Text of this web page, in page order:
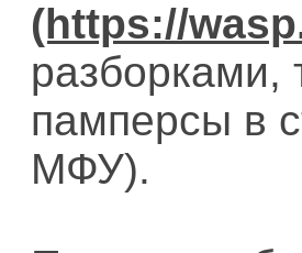
памперсы в
МФУ).